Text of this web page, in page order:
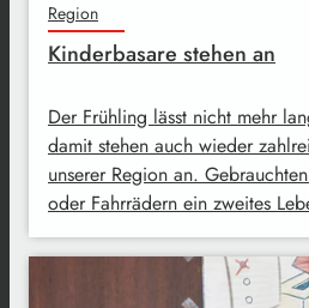
Region
Kinderbasare stehen an
Der Frühling lässt nicht mehr
damit stehen auch wieder
unserer Region an.
oder Fahrrädern ein zweites